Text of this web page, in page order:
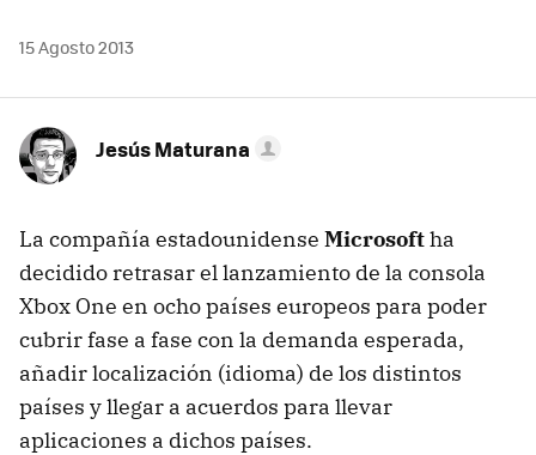
15 Agosto 2013
Jesús Maturana
La compañía estadounidense Microsoftha
decidido retrasar el lanzamiento de la consola
Xbox One en ocho países europeos para poder
cubrir fase a fase con la demanda esperada,
añadir localización (idioma) de los distintos
países y llegar a acuerdos para llevar
aplicaciones a dichos países.